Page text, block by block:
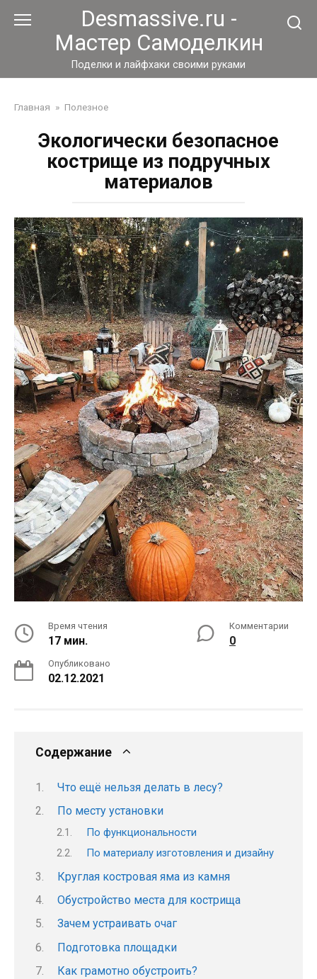
Desmassive.ru -
Мастер Самоделкин
Поделки и лайфхаки своими руками
Главная » Полезное
Экологически безопасное
кострище из подручных
материалов
Время чтения
17 мин.
Комментарии
0
Опубликовано
02.12.2021
Содержание
Что ещё нельзя делать в лесу?
По месту установки
По функциональности
По материалу изготовления и дизайну
Круглая костровая яма из камня
Обустройство места для кострища
Зачем устраивать очаг
Подготовка площадки
Как грамотно обустроить?